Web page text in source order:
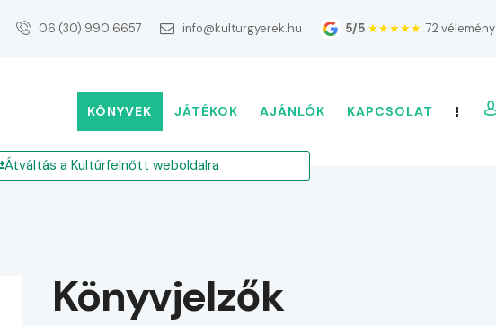
06 (30) 990 6657 info@kulturgyerek.hu 5/5 ★★★★★ 72 vélemény
KÖNYVEK JÁTÉKOK AJÁNLÓK KAPCSOLAT
Átváltás a Kultúrfelnőtt weboldalra
Könyvjelzők